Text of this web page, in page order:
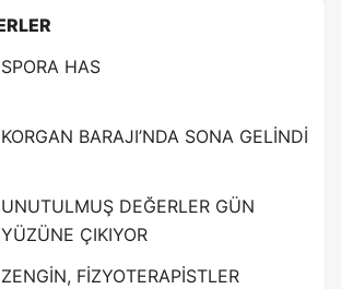
SPORA HAS
KORGAN BARAJI’NDA SONA GELİNDİ
UNUTULMUŞ DEĞERLER GÜN
YÜZÜNE ÇIKIYOR
ZENGİN, FİZYOTERAPİSTLER